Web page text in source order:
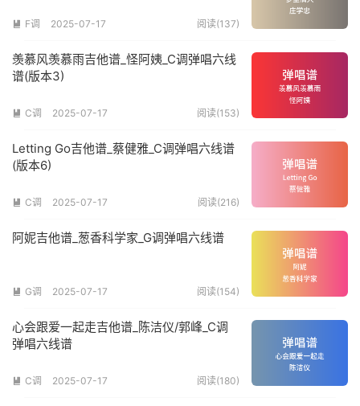
 F调 2025-07-17 阅读(137)
羡慕风羡慕雨吉他谱_怪阿姨_C调弹唱六线
谱(版本3)
 C调 2025-07-17 阅读(153)
Letting Go吉他谱_蔡健雅_C调弹唱六线谱
(版本6)
 C调 2025-07-17 阅读(216)
阿妮吉他谱_葱香科学家_G调弹唱六线谱
 G调 2025-07-17 阅读(154)
心会跟爱一起走吉他谱_陈洁仪/郭峰_C调
弹唱六线谱
 C调 2025-07-17 阅读(180)